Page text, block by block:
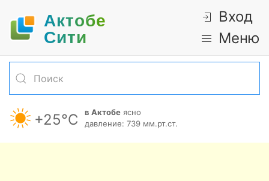
Актобе
Cити
Вход
Меню
+25°С в Актобе ясно
давление: 739 мм.рт.ст.